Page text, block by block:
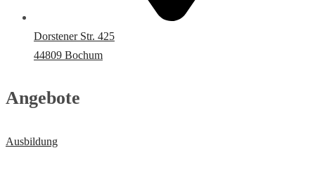
Dorstener Str. 425
44809 Bochum
Angebote
Ausbildung